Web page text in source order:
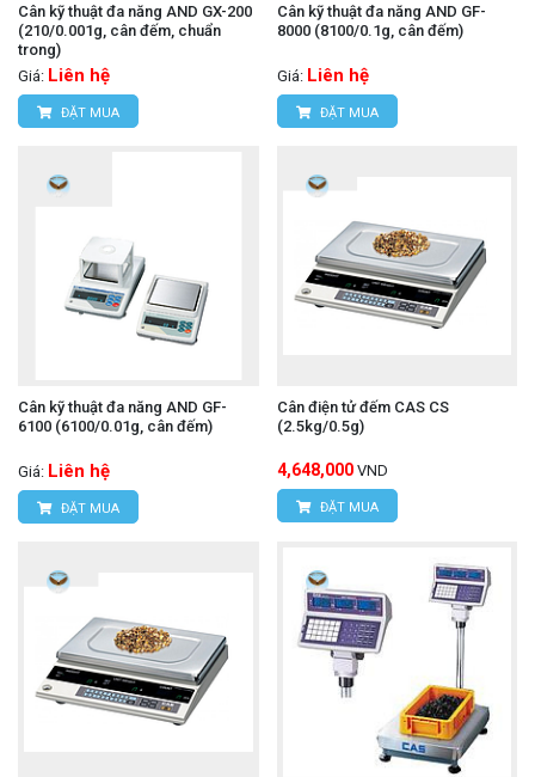
Cân kỹ thuật đa năng AND GX-200
(210/0.001g, cân đếm, chuẩn
trong)
Giá: Liên hệ
ĐẶT MUA
Cân kỹ thuật đa năng AND GF-
8000 (8100/0.1g, cân đếm)
Giá: Liên hệ
ĐẶT MUA
Cân kỹ thuật đa năng AND GF-
6100 (6100/0.01g, cân đếm)
Giá: Liên hệ
ĐẶT MUA
Cân điện tử đếm CAS CS
(2.5kg/0.5g)
4,648,000 VND
ĐẶT MUA